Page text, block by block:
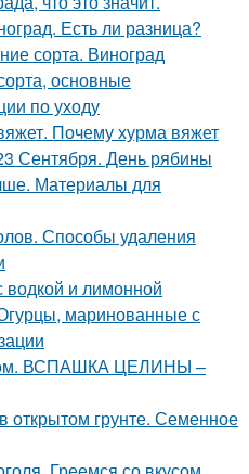
Есть ли разница?
сорта. Виноград
основные
по уходу
Почему хурма вяжет
Сентября. День рябины
Материалы для
Способы удаления
и лимонной
маринованные с
ВСПАШКА ЦЕЛИНЫ –
открытом грунте. Семенное